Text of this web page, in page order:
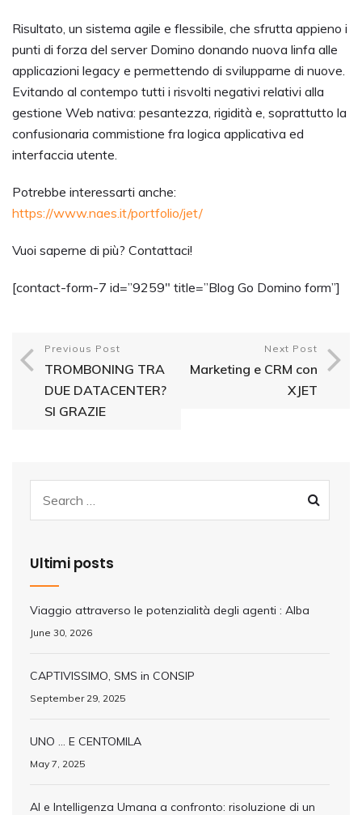
Risultato, un sistema agile e flessibile, che sfrutta appieno i
punti di forza del server Domino donando nuova linfa alle
applicazioni legacy e permettendo di svilupparne di nuove.
Evitando al contempo tutti i risvolti negativi relativi alla
gestione Web nativa: pesantezza, rigidità e, soprattutto la
confusionaria commistione fra logica applicativa ed
interfaccia utente.
Potrebbe interessarti anche:
https://www.naes.it/portfolio/jet/
Vuoi saperne di più? Contattaci!
[contact-form-7 id=”9259″ title=”Blog Go Domino form”]
Previous Post
TROMBONING TRA
DUE DATACENTER?
SI GRAZIE
Next Post
Marketing e CRM con
XJET
Ultimi posts
Viaggio attraverso le potenzialità degli agenti : Alba
June 30, 2026
CAPTIVISSIMO, SMS in CONSIP
September 29, 2025
UNO … E CENTOMILA
May 7, 2025
AI e Intelligenza Umana a confronto: risoluzione di un